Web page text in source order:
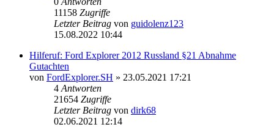
11158 Zugriffe
Letzter Beitrag von guidolenz123
15.08.2022 10:44
Hilferuf: Ford Explorer 2012 Russland §21 Abnahme
Gutachten
von FordExplorer.SH » 23.05.2021 17:21
4 Antworten
21654 Zugriffe
Letzter Beitrag von dirk68
02.06.2021 12:14